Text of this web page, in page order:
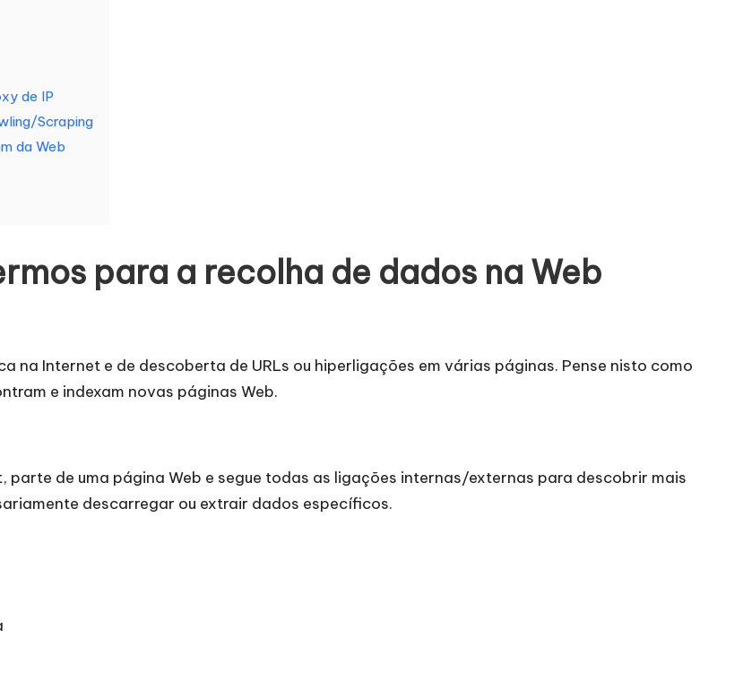
de IP
Scraping
da Web
para a recolha de dados na Web
na Internet e de descoberta de URLs ou hiperligações em várias páginas. Pense nisto como
e indexam novas páginas Web.
de uma página Web e segue todas as ligações internas/externas para descobrir mais
descarregar ou extrair dados específicos.